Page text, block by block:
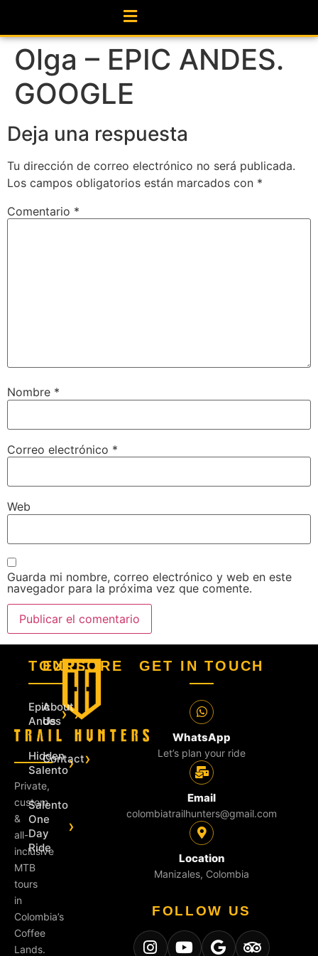
Olga – EPIC ANDES.
GOOGLE
Deja una respuesta
Tu dirección de correo electrónico no será publicada.
Los campos obligatorios están marcados con *
Comentario *
Nombre *
Correo electrónico *
Web
Guarda mi nombre, correo electrónico y web en este
navegador para la próxima vez que comente.
Private,
custom
&
all-
inclusive
MTB
tours
in
Colombia’s
Coffee
Lands.
TOURS
Epic
Andes›
Hidden
Salento›
Salento
One
Day
Ride
›
EXPLORE
About
Us
›
Contact›
GET IN TOUCH
WhatsApp
Let’s plan your ride
Email
colombiatrailhunters@gmail.com
Location
Manizales, Colombia
FOLLOW US